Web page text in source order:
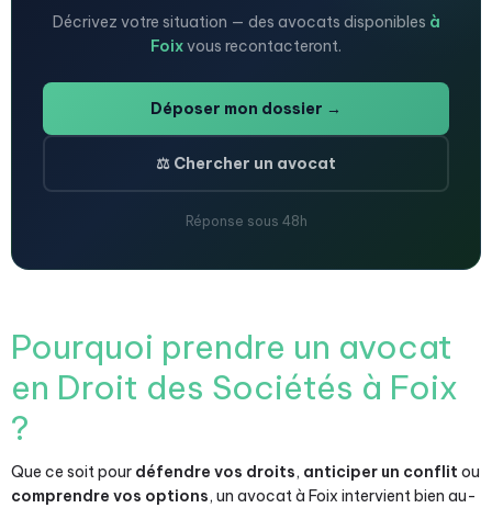
Décrivez votre situation — des avocats disponibles à
Foixvous recontacteront.
Déposer mon dossier →
⚖️ Chercher un avocat
Réponse sous 48h
Pourquoi prendre un avocat
en Droit des Sociétés à Foix
?
Que ce soit pour défendre vos droits, anticiper un conflit ou
comprendre vos options, un avocat à Foix intervient bien au-